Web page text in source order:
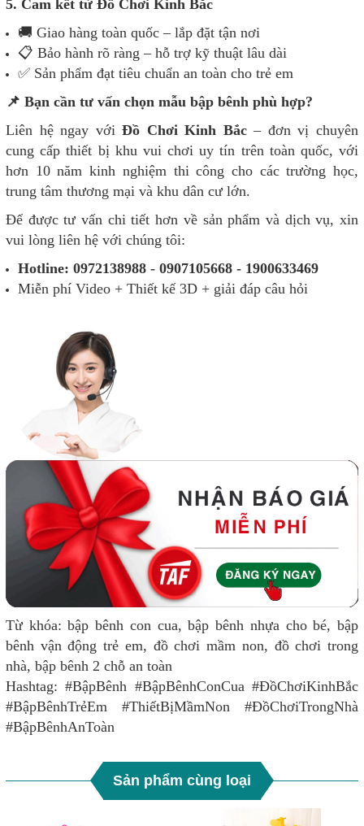
5. Cam kết từ Đồ Chơi Kinh Bắc
🚚 Giao hàng toàn quốc – lắp đặt tận nơi
📋 Bảo hành rõ ràng – hỗ trợ kỹ thuật lâu dài
✅ Sản phẩm đạt tiêu chuẩn an toàn cho trẻ em
📌 Bạn cần tư vấn chọn mẫu bập bênh phù hợp?
Liên hệ ngay vớiĐồ Chơi Kinh Bắc– đơn vị chuyên
cung cấp thiết bị khu vui chơi uy tín trên toàn quốc, với
hơn 10 năm kinh nghiệm thi công cho các trường học,
trung tâm thương mại và khu dân cư lớn.
Để được tư vấn chi tiết hơn về sản phẩm và dịch vụ, xin
vui lòng liên hệ với chúng tôi:
Hotline: 0972138988 - 0907105668 - 1900633469
Miễn phí Video + Thiết kế 3D + giải đáp câu hỏi
Từ khóa: bập bênh con cua, bập bênh nhựa cho bé, bập
bênh vận động trẻ em, đồ chơi mầm non, đồ chơi trong
nhà, bập bênh 2 chỗ an toàn
Hashtag: #BậpBênh #BậpBênhConCua #ĐồChơiKinhBắc
#BậpBênhTrẻEm #ThiếtBịMầmNon #ĐồChơiTrongNhà
#BậpBênhAnToàn
Sản phẩm cùng loại